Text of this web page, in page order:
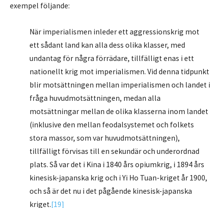
exempel följande:
När imperialismen inleder ett aggressionskrig mot
ett sådant land kan alla dess olika klasser, med
undantag för några förrädare, tillfälligt enas i ett
nationellt krig mot imperialismen. Vid denna tidpunkt
blir motsättningen mellan imperialismen och landet i
fråga huvudmotsättningen, medan alla
motsättningar mellan de olika klasserna inom landet
(inklusive den mellan feodalsystemet och folkets
stora massor, som var huvudmotsättningen),
tillfälligt förvisas till en sekundär och underordnad
plats. Så var det i Kina i 1840 års opiumkrig, i 1894 års
kinesisk-japanska krig och i Yi Ho Tuan-kriget år 1900,
och så är det nu i det pågående kinesisk-japanska
kriget.[19]